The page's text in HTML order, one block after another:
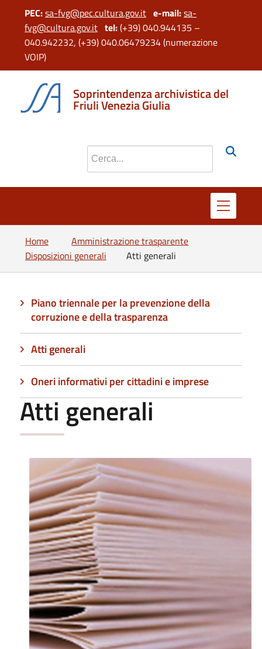
PEC:sa-fvg@pec.cultura.gov.it e-mail:sa-
fvg@cultura.gov.it tel:(+39) 040.944135 –
040.942232, (+39) 040.06479234 (numerazione
VOIP)
Soprintendenza archivistica del
Friuli Venezia Giulia
Cerca nel sito
Home
Amministrazione trasparente
Disposizioni generali
Atti generali
Piano triennale per la prevenzione della
corruzione e della trasparenza
Atti generali
Oneri informativi per cittadini e imprese
Atti generali